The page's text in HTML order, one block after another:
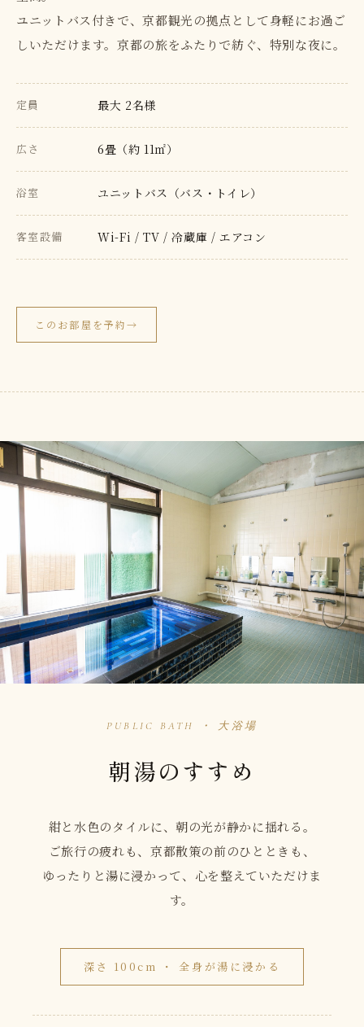
ユニットバス付きで、京都観光の拠点として身軽にお過ご
しいただけます。京都の旅をふたりで紡ぐ、特別な夜に。
定員 最大 2名様
広さ 6畳（約 11㎡）
浴室 ユニットバス（バス・トイレ）
客室設備 Wi-Fi / TV / 冷蔵庫 / エアコン
このお部屋を予約→
PUBLIC BATH ・ 大浴場
朝湯のすすめ
紺と水色のタイルに、朝の光が静かに揺れる。
ご旅行の疲れも、京都散策の前のひとときも、
ゆったりと湯に浸かって、心を整えていただけま
す。
深さ 100cm ・ 全身が湯に浸かる